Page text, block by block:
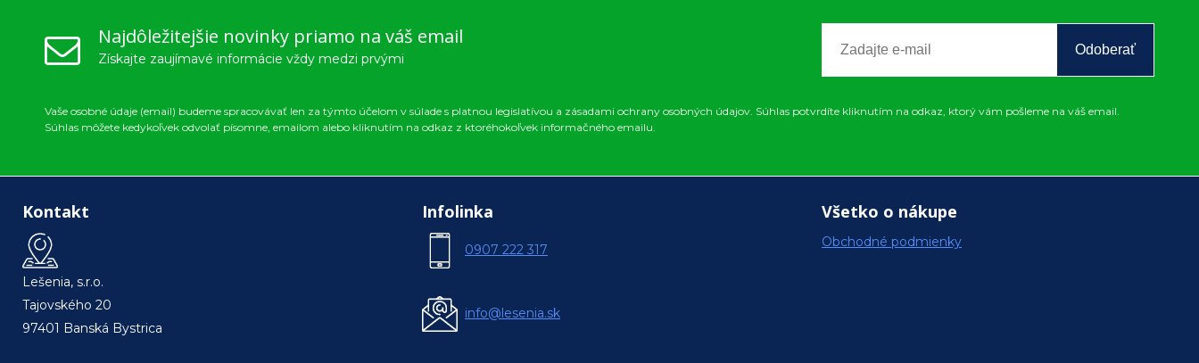
Najdôležitejšie novinky priamo na váš email
Získajte zaujímavé informácie vždy medzi prvými
Odoberať
Vaše osobné údaje (email) budeme spracovávať len za týmto účelom v súlade s platnou legislatívou a zásadami ochrany osobných údajov. Súhlas potvrdíte kliknutím na odkaz, ktorý vám pošleme na váš email.
Súhlas môžete kedykoľvek odvolať písomne, emailom alebo kliknutím na odkaz z ktoréhokoľvek informačného emailu.
Kontakt
Lešenia, s.r.o.
Tajovského 20
97401 Banská Bystrica
Infolinka
0907 222 317
info@lesenia.sk
Všetko o nákupe
Obchodné podmienky